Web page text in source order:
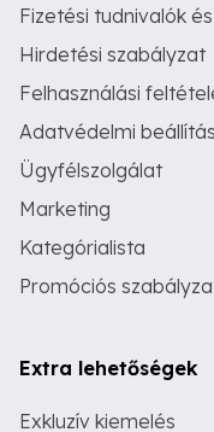
Fizetési tudnivalók
Hirdetési szabályzat
Felhasználási
Adatvédelmi
Ügyfélszolgálat
Marketing
Kategórialista
Promóciós
Extra lehetőségek
Exkluzív kiemelés